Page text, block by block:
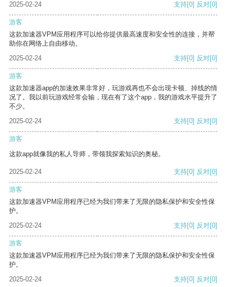
2025-02-24 支持[0] 反对[0]
游客
这款加速器VPM应用程序可以给你提供最高速度和安全性的连接，并帮
助你在网络上自由移动。
2025-02-24
支持[0] 反对[0]
游客
这款加速器app的加速效果非常好，玩游戏再也不会出现卡顿、掉线的情
况了。我以前玩游戏经常会输，现在有了这个app，我的游戏水平提升了
不少。
2025-02-24
支持[0] 反对[0]
游客
这款app就像我的私人导师，带领我探索知识的奥秘。
2025-02-24 支持[0] 反对[0]
游客
这款加速器VPM应用程序已经为我们带来了无限的隐私保护和安全性保
护。
2025-02-24
支持[0] 反对[0]
游客
这款加速器VPM应用程序已经为我们带来了无限的隐私保护和安全性保
护。
2025-02-24
支持[0] 反对[0]